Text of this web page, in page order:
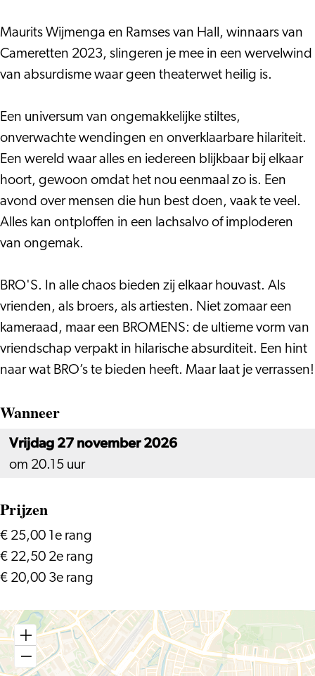
Maurits Wijmenga en Ramses van Hall, winnaars van
Cameretten 2023, slingeren je mee in een wervelwind
van absurdisme waar geen theaterwet heilig is.
Een universum van ongemakkelijke stiltes,
onverwachte wendingen en onverklaarbare hilariteit.
Een wereld waar alles en iedereen blijkbaar bij elkaar
hoort, gewoon omdat het nou eenmaal zo is. Een
avond over mensen die hun best doen, vaak te veel.
Alles kan ontploffen in een lachsalvo of imploderen
van ongemak.
BRO'S. In alle chaos bieden zij elkaar houvast. Als
vrienden, als broers, als artiesten. Niet zomaar een
kameraad, maar een BROMENS: de ultieme vorm van
vriendschap verpakt in hilarische absurditeit. Een hint
naar wat BRO’s te bieden heeft. Maar laat je verrassen!
Wanneer
Vrijdag 27 november 2026
om 20.15 uur
Prijzen
€ 25,00 1e rang
€ 22,50 2e rang
€ 20,00 3e rang